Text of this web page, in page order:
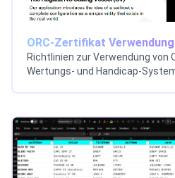
ORC-Zertifikat Verwendung
Richtlinien zur Verwendung von
Wertungs- und Handicap-